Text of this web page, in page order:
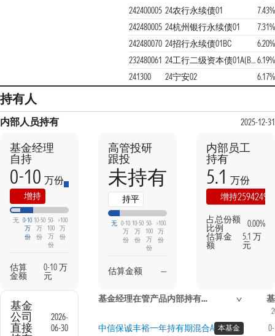
242400005 24农行永续债01
7.43%
242480005 24杭州银行永续债01
7.31%
242480070 24招行永续债01BC
6.20%
232480061
24工行二级资本债01A(BC)6.19%
241300
24宁安02 6.17%
持有人
内部人员持有 2025-12-31
基金经理
自持
0-10 万份
增持
无 0-10
万
份
10-50
万
份
50-
100
万
份
>100
万
份
估算
金额
0-10 万
元
高管投研
跟投
未持有
持平
无 0-10
万
份
10-50
万
份
50-
100
万
份
>100
万
份
估算金额 —
内部员工
持有
5.1 万份
增持
占总份额
比例
0.00%
估算金
额
5.1 万
元
基金
公司
直接
2026-
06-30
基金经理在管产品内部持有信息
中信保诚丰裕一年持有期混合A 本基金